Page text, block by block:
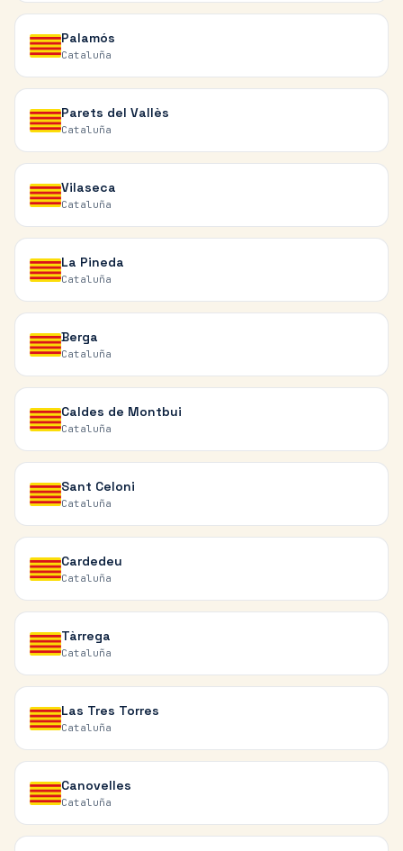
Palamós
Cataluña
Parets del Vallès
Cataluña
Vilaseca
Cataluña
La Pineda
Cataluña
Berga
Cataluña
Caldes de Montbui
Cataluña
Sant Celoni
Cataluña
Cardedeu
Cataluña
Tàrrega
Cataluña
Las Tres Torres
Cataluña
Canovelles
Cataluña